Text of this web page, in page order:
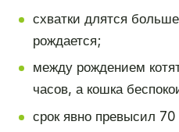
схватки длятся
рождается;
между рождением
часов, а кошка
срок явно превысил